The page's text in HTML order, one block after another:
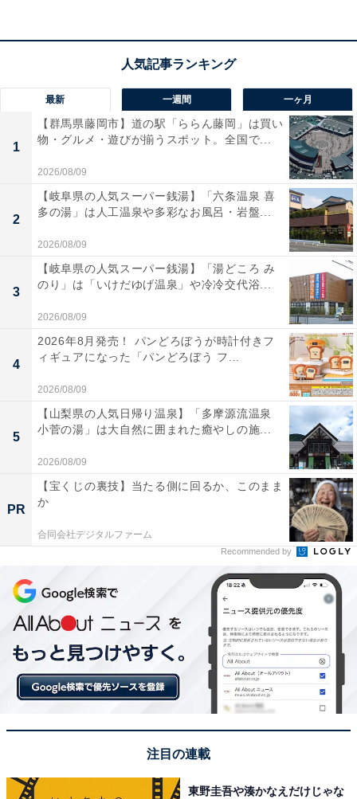
たとえば、耳が遠くなっているのならば素直に補聴器を
使ってみましょう。おそらく、想像していたよりも人と
の会話を長く楽しむことができるようになるはずです。
補聴器を拒否し続ければ、会話から遠ざかり、簡単にボ
ケた状態になってしまいます。
足腰が弱って、歩行に不安があれば、杖や歩行補助器に
頼りましょう。それらを拒否していれば、転倒・骨折の
リスクも高まります。それこそ寝たきりに直結する可能
性は低くありません。歩くのがおっくうになって外にで
ないと歩行困難だけでなく、脳の機能の低下にもつなが
ります。
衰えを認めることが自立を守る
高齢者を補助する道具の中で、最も高齢者に拒否感が強
私の知り合いの有名な音楽家の人は、ある時期から次の
最新 一週間 一ヶ月
1
【群馬県藤岡市】道の駅「ららん藤岡」は買い
物・グルメ・遊びが揃うスポット。全国で...
2026/08/09
2
【岐阜県の人気スーパー銭湯】「六条温泉 喜
多の湯」は人工温泉や多彩なお風呂・岩盤...
2026/08/09
3
【岐阜県の人気スーパー銭湯】「湯どころ み
のり」は「いけだゆげ温泉」や冷冷交代浴...
2026/08/09
4
2026年8月発売！ パンどろぼうが時計付きフ
ィギュアになった「パンどろぼう フ...
2026/08/09
5
【山梨県の人気日帰り温泉】「多摩源流温泉
小菅の湯」は大自然に囲まれた癒やしの施...
2026/08/09
PR
【宝くじの裏技】当たる側に回るか、このまま
か
合同会社デジタルファーム
Recommended by
注目の連載
東野圭吾や湊かなえだけじゃな